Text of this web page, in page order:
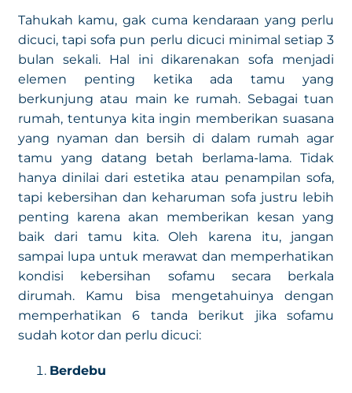
Tahukah kamu, gak cuma kendaraan yang perlu
dicuci, tapi sofa pun perlu dicuci minimal setiap 3
bulan sekali. Hal ini dikarenakan sofa menjadi
elemen penting ketika ada tamu yang
berkunjung atau main ke rumah. Sebagai tuan
rumah, tentunya kita ingin memberikan suasana
yang nyaman dan bersih di dalam rumah agar
tamu yang datang betah berlama-lama. Tidak
hanya dinilai dari estetika atau penampilan sofa,
tapi kebersihan dan keharuman sofa justru lebih
penting karena akan memberikan kesan yang
baik dari tamu kita. Oleh karena itu, jangan
sampai lupa untuk merawat dan memperhatikan
kondisi kebersihan sofamu secara berkala
dirumah. Kamu bisa mengetahuinya dengan
memperhatikan 6 tanda berikut jika sofamu
sudah kotor dan perlu dicuci:
Berdebu